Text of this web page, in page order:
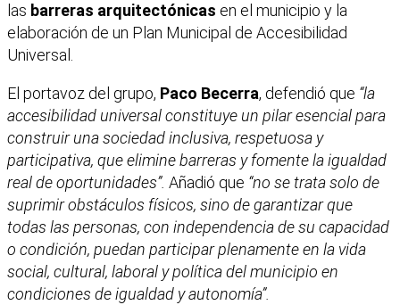
las barreras arquitectónicas en el municipio y la
elaboración de un Plan Municipal de Accesibilidad
Universal.
El portavoz del grupo, Paco Becerra, defendió que “la
accesibilidad universal constituye un pilar esencial para
construir una sociedad inclusiva, respetuosa y
participativa, que elimine barreras y fomente la igualdad
real de oportunidades”. Añadió que “no se trata solo de
suprimir obstáculos físicos, sino de garantizar que
todas las personas, con independencia de su capacidad
o condición, puedan participar plenamente en la vida
social, cultural, laboral y política del municipio en
condiciones de igualdad y autonomía”.